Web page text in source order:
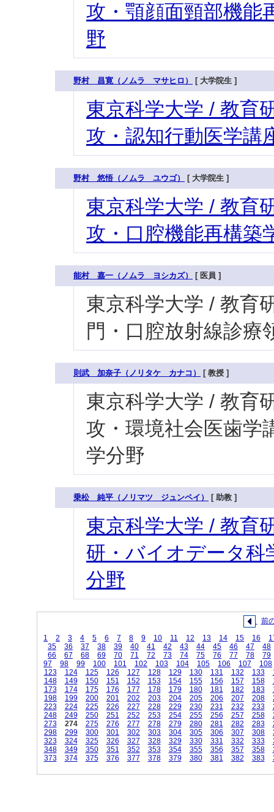
攻・顎顔面頸部機能
野
野村 昌寛（ノムラ マサヒロ） [ 大学院生 ]
東京科学大学 / 教育
攻・認知行動医学講
野村 悠悟（ノムラ ユウゴ） [ 大学院生 ]
東京科学大学 / 教育
攻・口腔機能再構築
能村 嘉一（ノムラ ヨシカズ） [ 医員 ]
東京科学大学 / 教育
門・口腔放射線診療
則武 加奈子（ノリタケ カナコ） [ 教授 ]
東京科学大学 / 教育
攻・環境社会医歯学
学分野
乗松 純平（ノリマツ ジュンペイ） [ 助教 ]
東京科学大学 / 教育
研・バイオデータ科
分野
前
1
2 3 4 5 6 7 8 9 10 11 12 13 14 15 16
35
36 37 38 39 40 41 42 43 44 45 46 47
48
66
67 68 69 70 71 72 73 74 75 76 77 78
79
97
98 99 100 101 102 103 104 105 106 107
108
123
124 125 126 127 128 129 130 131 132 133
148
149 150 151 152 153 154 155 156 157 158
173
174 175 176 177 178 179 180 181 182 183
198
199 200 201 202 203 204 205 206 207 208
223
224 225 226 227 228 229 230 231 232 233
248
249 250 251 252 253 254 255 256 257 258
273
274 275 276 277 278 279 280 281 282 283
298
299 300 301 302 303 304 305 306 307 308
323
324 325 326 327 328 329 330 331 332 333
348
349 350 351 352 353 354 355 356 357 358
373
374 375 376 377 378 379 380 381 382 383